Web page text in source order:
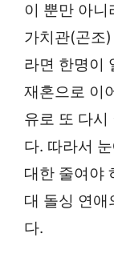
이 뿐만 아니
가치관(곤조
라면 한명이
재혼으로 이
유로 또 다시
다. 따라서
대한 줄여야
대 돌싱 연애
다.